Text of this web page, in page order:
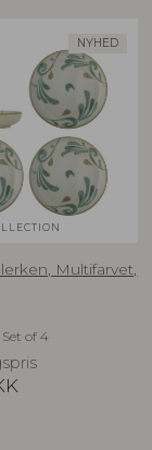
NYHED
Multifarvet,
of 4